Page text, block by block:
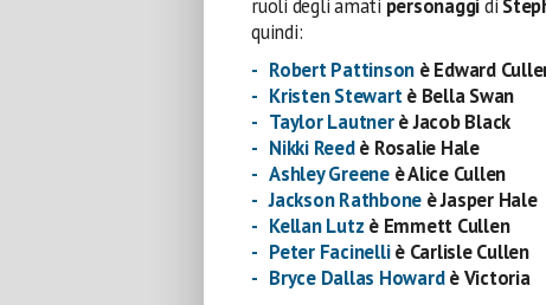
ruoli degli amati personaggidi
quindi:
Robert Pattinson è Edward
Kristen Stewartè Bella Swan
Taylor Lautnerè Jacob Black
Nikki Reedè Rosalie Hale
Ashley Greeneè Alice Cullen
Jackson Rathbone è Jasper Hale
Kellan Lutz è Emmett Cullen
Peter Facinelliè Carlisle Cullen
Bryce Dallas Howard è Victoria